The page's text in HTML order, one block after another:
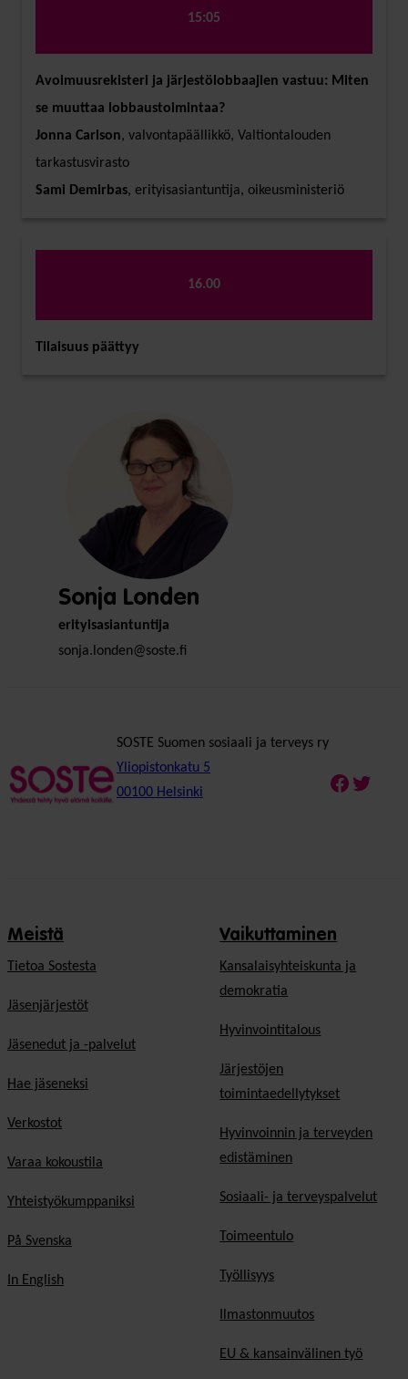
15:05
Avoimuusrekisteri ja järjestölobbaajien vastuu: Miten
se muuttaa lobbaustoimintaa?
Jonna Carlson, valvontapäällikkö, Valtiontalouden
tarkastusvirasto
Sami Demirbas, erityisasiantuntija, oikeusministeriö
16.00
Tilaisuus päättyy
Sonja Londen
erityisasiantuntija
sonja.londen@soste.fi
SOSTE Suomen sosiaali ja terveys ry
Yliopistonkatu 5
00100 Helsinki
Meistä
Tietoa Sostesta
Jäsenjärjestöt
Jäsenedut ja -palvelut
Hae jäseneksi
Verkostot
Varaa kokoustila
Yhteistyökumppaniksi
På Svenska
In English
Vaikuttaminen
Kansalaisyhteiskunta ja
demokratia
Hyvinvointitalous
Järjestöjen
toimintaedellytykset
Hyvinvoinnin ja terveyden
edistäminen
Sosiaali- ja terveyspalvelut
Toimeentulo
Työllisyys
Ilmastonmuutos
EU & kansainvälinen työ